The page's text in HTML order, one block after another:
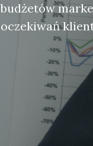
budżetów
oczekiwań